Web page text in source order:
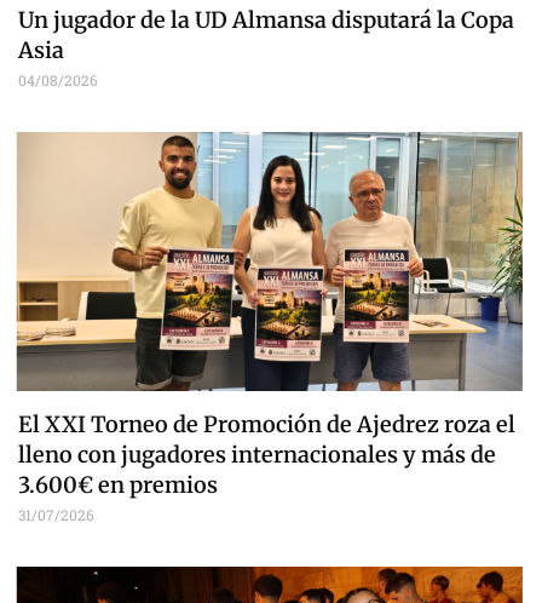
Un jugador de la UD Almansa disputará la Copa
Asia
04/08/2026
El XXI Torneo de Promoción de Ajedrez roza el
lleno con jugadores internacionales y más de
3.600€ en premios
31/07/2026